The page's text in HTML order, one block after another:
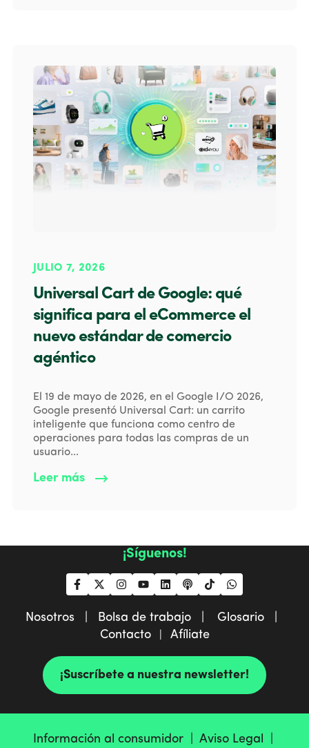
JULIO 7, 2026
Universal Cart de Google: qué
significa para el eCommerce el
nuevo estándar de comercio
agéntico
El 19 de mayo de 2026, en el Google I/O 2026,
Google presentó Universal Cart: un carrito
inteligente que funciona como centro de
operaciones para todas las compras de un
usuario...
Leer más
¡Síguenos!
Nosotros | Bolsa de trabajo |
Glosario |
Contacto| Afíliate
¡Suscríbete a nuestra newsletter!
Información al consumidor | Aviso Legal |